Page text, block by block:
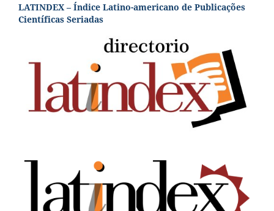
LATINDEX – Índice Latino-americano de Publicações
Científicas Seriadas